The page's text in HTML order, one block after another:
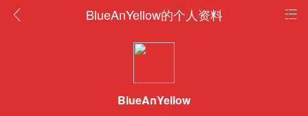
BlueAnYellow的个人资料
BlueAnYellow